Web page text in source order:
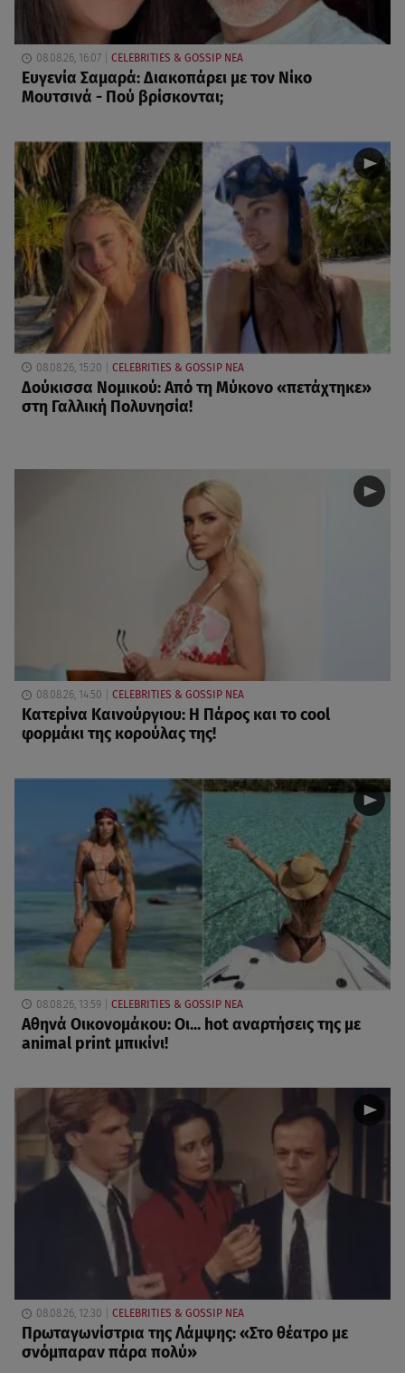
08.08.26, 16:07 CELEBRITIES & GOSSIP ΝΕΑ
Ευγενία Σαμαρά: Διακοπάρει με τον Νίκο
Μουτσινά - Πού βρίσκονται;
08.08.26, 15:20 CELEBRITIES & GOSSIP ΝΕΑ
Δούκισσα Νομικού: Από τη Μύκονο «πετάχτηκε»
στη Γαλλική Πολυνησία!
08.08.26, 14:50 CELEBRITIES & GOSSIP ΝΕΑ
Κατερίνα Καινούργιου: Η Πάρος και το cool
φορμάκι της κορούλας της!
08.08.26, 13:59 CELEBRITIES & GOSSIP ΝΕΑ
Αθηνά Οικονομάκου: Οι... hot αναρτήσεις της με
animal print μπικίνι!
08.08.26, 12:30 CELEBRITIES & GOSSIP ΝΕΑ
Πρωταγωνίστρια της Λάμψης: «Στο θέατρο με
σνόμπαραν πάρα πολύ»